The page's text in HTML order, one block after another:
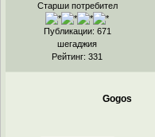
Старши потребител
Публикации: 671
шегаджия
Рейтинг: 331
Gogos